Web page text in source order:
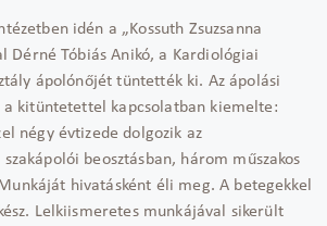
idén a „Kossuth Zsuzsanna
Dérné Tóbiás Anikó, a Kardiológiai
ápolónőjét tüntették ki. Az ápolási
a kitüntetettel kapcsolatban kiemelte:
négy évtizede dolgozik az
szakápolói beosztásban, három műszakos
hivatásként éli meg. A betegekkel
Lelkiismeretes munkájával sikerült